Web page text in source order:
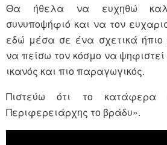
Θα ήθελα να ευχηθώ
συνυποψήφιό και να τον
εδώ μέσα σε ένα σχετικά
να πείσω τον κόσμο να ψηφιστεί
ικανός και πιο παραγωγικός.
Πιστεύω ότι το
Περιφερειάρχης το βράδυ».